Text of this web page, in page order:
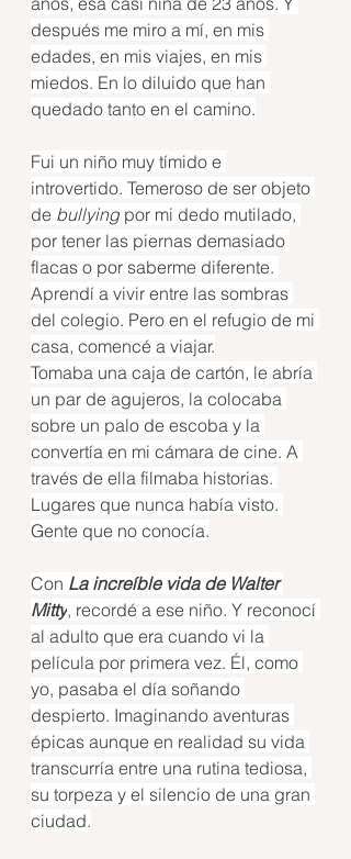
después me miro a mí, en mis
edades, en mis viajes, en mis
miedos. En lo diluido que han
quedado tanto en el camino.
Fui un niño muy tímido e
introvertido. Temeroso de ser objeto
de bullying por mi dedo mutilado,
por tener las piernas demasiado
flacas o por saberme diferente.
Aprendí a vivir entre las sombras
del colegio. Pero en el refugio de mi
casa, comencé a viajar.
Tomaba una caja de cartón, le abría
un par de agujeros, la colocaba
sobre un palo de escoba y la
convertía en mi cámara de cine. A
través de ella filmaba historias.
Lugares que nunca había visto.
Gente que no conocía.
Con La increíble vida de Walter
Mitty, recordé a ese niño. Y reconocí
al adulto que era cuando vi la
película por primera vez. Él, como
yo, pasaba el día soñando
despierto. Imaginando aventuras
épicas aunque en realidad su vida
transcurría entre una rutina tediosa,
su torpeza y el silencio de una gran
ciudad.